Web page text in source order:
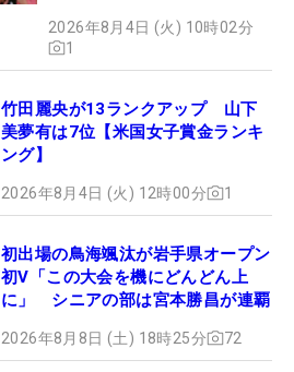
2026年8月4日 (火) 10時02分
1
竹田麗央が13ランクアップ 山下
美夢有は7位【米国女子賞金ランキ
ング】
2026年8月4日 (火) 12時00分 1
初出場の鳥海颯汰が岩手県オープン
初V「この大会を機にどんどん上
に」 シニアの部は宮本勝昌が連覇
2026年8月8日 (土) 18時25分 72